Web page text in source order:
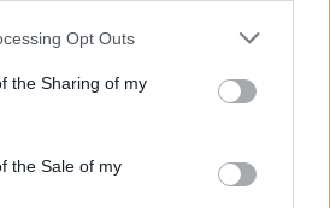
app uses one or more Google
usage behaviour. You may click to
Google and its third-party tags to
specified purposes in below Google
Opt Outs
the Sharing of my
the Sale of my